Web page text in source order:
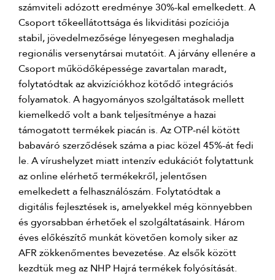
számviteli adózott eredménye 30%-kal emelkedett. A
Csoport tőkeellátottsága és likviditási pozíciója
stabil, jövedelmezősége lényegesen meghaladja
regionális versenytársai mutatóit. A járvány ellenére a
Csoport működőképessége zavartalan maradt,
folytatódtak az akvizíciókhoz kötődő integrációs
folyamatok. A hagyományos szolgáltatások mellett
kiemelkedő volt a bank teljesítménye a hazai
támogatott termékek piacán is. Az OTP-nél kötött
babaváró szerződések száma a piac közel 45%-át fedi
le. A vírushelyzet miatt intenzív edukációt folytattunk
az online elérhető termékekről, jelentősen
emelkedett a felhasználószám. Folytatódtak a
digitális fejlesztések is, amelyekkel még könnyebben
és gyorsabban érhetőek el szolgáltatásaink. Három
éves előkészítő munkát követően komoly siker az
AFR zökkenőmentes bevezetése. Az elsők között
kezdtük meg az NHP Hajrá termékek folyósítását.